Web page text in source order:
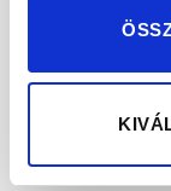
2022.
2022. július